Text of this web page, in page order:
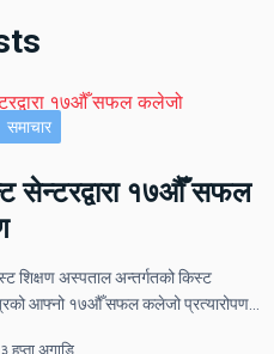
समाचार
सेन्टरद्वारा १७औँ सफल
शिक्षण अस्पताल अन्तर्गतको किस्ट
आफ्नो १७औँ सफल कलेजो प्रत्यारोपण…
३ हप्ता अगाडि